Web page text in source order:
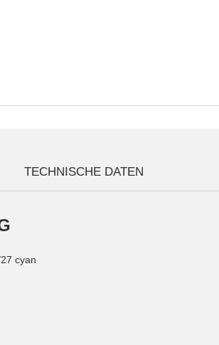
TECHNISCHE DATEN
cyan